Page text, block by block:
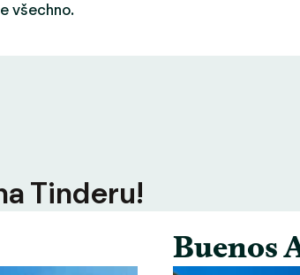
všechno.
Tinderu!
Buenos